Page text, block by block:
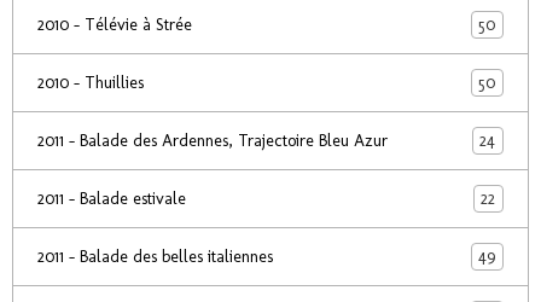
2010 - Télévie à Strée 50
2010 - Thuillies 50
2011 - Balade des Ardennes, Trajectoire Bleu Azur 24
2011 - Balade estivale 22
2011 - Balade des belles italiennes 49